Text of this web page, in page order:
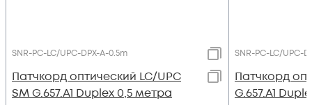
SNR-PC-LC/UPC-DPX-A-0.5m
Патчкорд оптический LC/UPC
SM G.657.A1 Duplex 0,5 метра
SNR-PC-LC/UPC-
Патчкорд
G.657.A1